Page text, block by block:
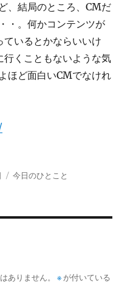
、結局のところ、CMだ
・。何かコンテンツが
いるとかならいいけ
行くこともないような気
ほど面白いCMでなけれ
カ
今日のひとこと
ありません。 ※が付いている